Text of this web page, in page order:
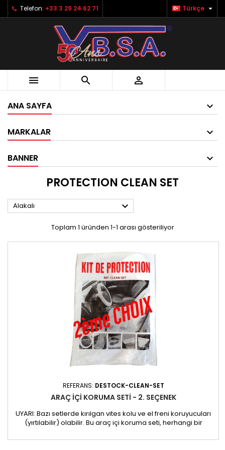
Telefon: +33 3 29 24 62 71 Türkçe 
  
ANA SAYFA
MARKALAR
BANNER
PROTECTION CLEAN SET
Alakalı 
Toplam 1 üründen 1-1 arası gösteriliyor
REFERANS: DESTOCK-CLEAN-SET
ARAÇ IÇI KORUMA SETI - 2. SEÇENEK
UYARI: Bazı setlerde kırılgan vites kolu ve el freni koruyucuları
(yırtılabilir) olabilir. Bu araç içi koruma seti, herhangi bir
için tasarlanmıştır. Bir müşteri aracı üzerinde çalışmadan